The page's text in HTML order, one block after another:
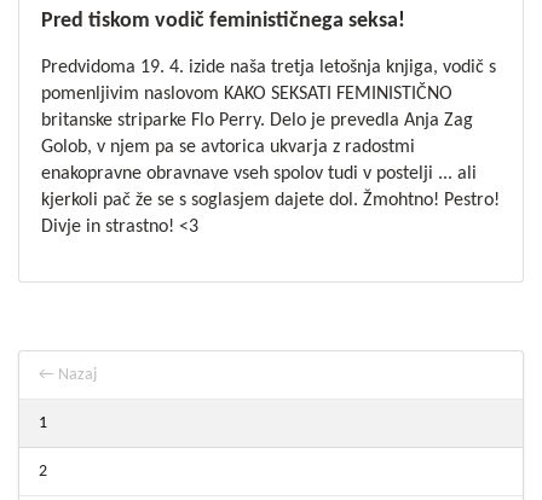
Pred tiskom vodič feminističnega seksa!
Predvidoma 19. 4. izide naša tretja letošnja knjiga, vodič s
pomenljivim naslovom KAKO SEKSATI FEMINISTIČNO
britanske striparke Flo Perry. Delo je prevedla Anja Zag
Golob, v njem pa se avtorica ukvarja z radostmi
enakopravne obravnave vseh spolov tudi v postelji ... ali
kjerkoli pač že se s soglasjem dajete dol. Žmohtno! Pestro!
Divje in strastno! <3
← Nazaj
1
2